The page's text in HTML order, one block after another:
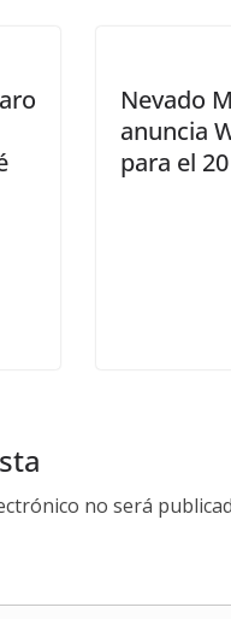
Nevado
anuncia
para el
no será